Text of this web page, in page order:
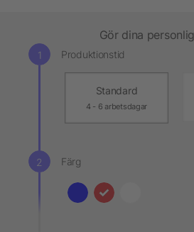
Gör dina
Produktionstid
Standard
4 - 6 arbetsdagar
Färg